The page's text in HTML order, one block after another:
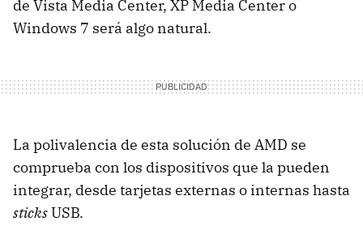
de Vista Media Center, XP Media Center o
Windows 7 será algo natural.
La polivalencia de esta solución de AMD se
comprueba con los dispositivos que la pueden
integrar, desde tarjetas externas o internas hasta
sticksUSB.